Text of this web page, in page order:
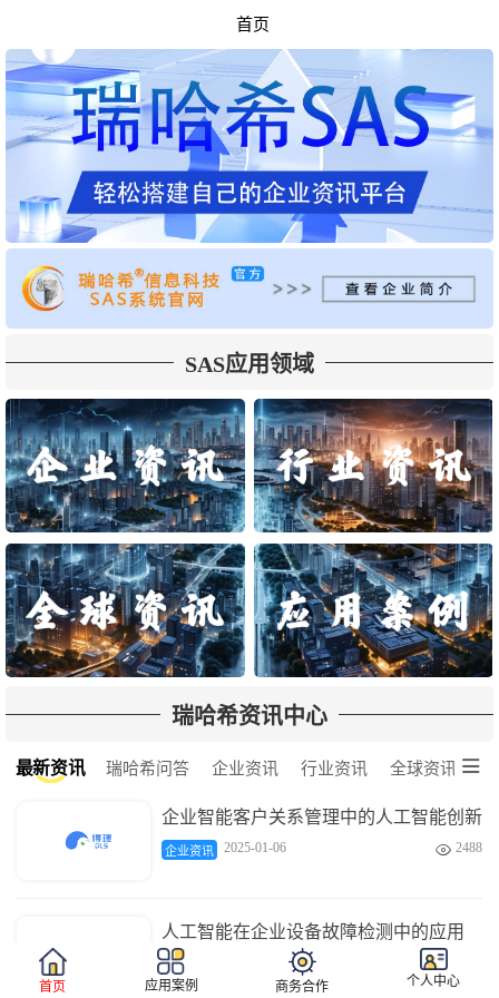
首页
SAS应用领域
瑞哈希资讯中心
最新资讯 瑞哈希问答 企业资讯 行业资讯 全球资讯 
企业智能客户关系管理中的人工智能创新
企业资讯 2025-01-06  2488
人工智能在企业设备故障检测中的应用
企业资讯 
首页
应用案例 商务合作 个人中心